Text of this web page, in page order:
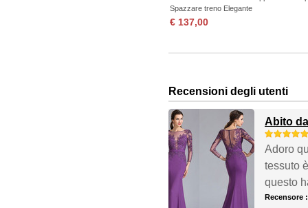
Spazzare treno Elegante
€ 137,00
Recensioni degli utenti
Abito
Adoro
tessuto
questo
Recensore